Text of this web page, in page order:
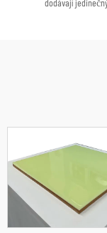
dodávají